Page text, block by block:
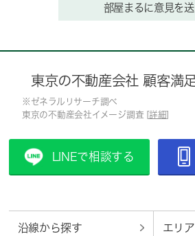
部屋まるに意見を
東京の不動産会社 顧客満
※ゼネラルリサーチ調べ
東京の不動産会社イメージ調査 [ 詳細
LINEで相談する
沿線から探す エリ